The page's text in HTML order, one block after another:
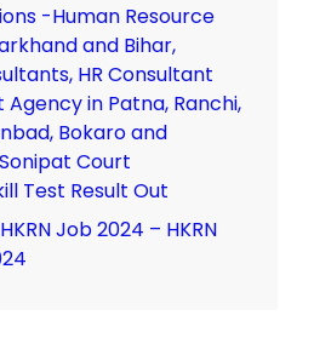
-Human Resource
and Bihar,
HR Consultant
in Patna, Ranchi,
Bokaro and
Sonipat Court
Test Result Out
HKRN Job 2024 – HKRN